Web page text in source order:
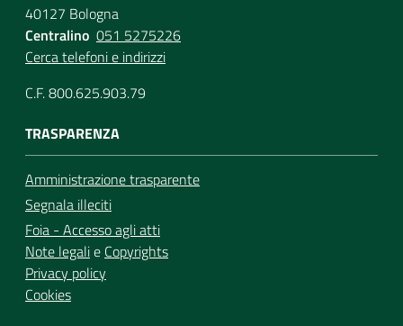
40127 Bologna
Centralino 051 5275226
Cerca telefoni e indirizzi
C.F. 800.625.903.79
TRASPARENZA
Amministrazione trasparente
Segnala illeciti
Foia - Accesso agli atti
Note legalie Copyrights
Privacy policy
Cookies